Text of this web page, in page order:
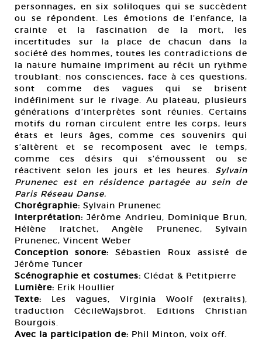
personnages, en six soliloques qui se succèdent
ou se répondent. Les émotions de l’enfance, la
crainte et la fascination de la mort, les
incertitudes sur la place de chacun dans la
société des hommes, toutes les contradictions de
la nature humaine impriment au récit un rythme
troublant: nos consciences, face à ces questions,
sont comme des vagues qui se brisent
indéfiniment sur le rivage. Au plateau, plusieurs
générations d’interprètes sont réunies. Certains
motifs du roman circulent entre les corps, leurs
états et leurs âges, comme ces souvenirs qui
s’altèrent et se recomposent avec le temps,
comme ces désirs qui s’émoussent ou se
réactivent selon les jours et les heures. Sylvain
Prunenec est en résidence partagée au sein de
Paris Réseau Danse.
Chorégraphie: Sylvain Prunenec
Interprétation: Jérôme Andrieu, Dominique Brun,
Hélène Iratchet, Angèle Prunenec, Sylvain
Prunenec, Vincent Weber
Conception sonore: Sébastien Roux assisté de
Jérôme Tuncer
Scénographie et costumes: Clédat & Petitpierre
Lumière: Erik Houllier
Texte: Les vagues, Virginia Woolf (extraits),
traduction CécileWajsbrot. Editions Christian
Bourgois.
Avec la participation de: Phil Minton, voix off.